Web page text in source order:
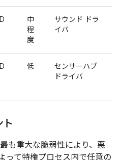
中
程
度
サウンド ドラ
イバ
低
センサーハブ
ドライバ
も重大な脆弱性により、悪
って特権プロセス内で任意の